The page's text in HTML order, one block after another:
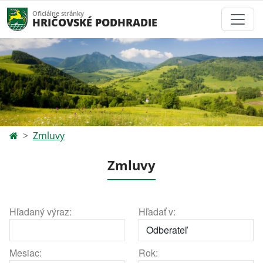
Oficiálne stránky
HRIČOVSKÉ PODHRADIE
Zmluvy
Zmluvy
Hľadaný výraz: Hľadať v:
Mesiac: Rok: